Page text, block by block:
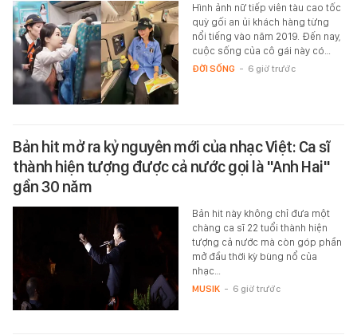
Hình ảnh nữ tiếp viên tàu cao tốc
quỳ gối an ủi khách hàng từng
nổi tiếng vào năm 2019. Đến nay,
cuộc sống của cô gái này có…
ĐỜI SỐNG - 6 giờ trước
Bản hit mở ra kỷ nguyên mới của nhạc Việt: Ca sĩ
thành hiện tượng được cả nước gọi là "Anh Hai"
gần 30 năm
Bản hit này không chỉ đưa một
chàng ca sĩ 22 tuổi thành hiện
tượng cả nước mà còn góp phần
mở đầu thời kỳ bùng nổ của
nhạc…
MUSIK - 6 giờ trước